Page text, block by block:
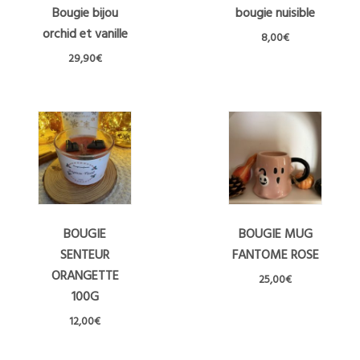
Bougie bijou
orchid et vanille
29,90€
a
plusieurs
variations.
Les
options
peuvent
choisies
produit
bougie nuisible
8,00€
BOUGIE
SENTEUR
ORANGETTE
100G
12,00€
BOUGIE MUG
FANTOME ROSE
25,00€